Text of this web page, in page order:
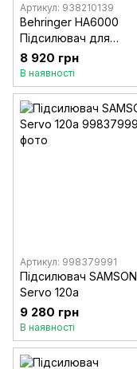
Артикул: 938210139
Behringer HA6000
Підсилювач для
навушників
8 920 грн
В наявності
Артикул: 998379991
Підсилювач SAMSON
Servo 120a
9 280 грн
В наявності